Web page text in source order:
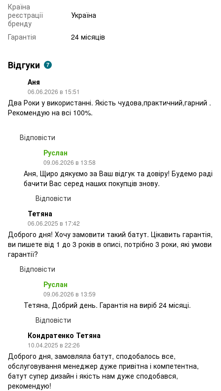
Країна
реєстрації
бренду
Україна
Гарантія 24 місяців
Відгуки 7
Аня
06.06.2026 в 15:51
Два Роки у використанні. Якість чудова,практичний,гарний .
Рекомендую на всі 100%.
Відповісти
Руслан
09.06.2026 в 13:58
Аня, Щиро дякуємо за Ваш відгук та довіру! Будемо раді
бачити Вас серед наших покупців знову.
Відповісти
Тетяна
06.06.2025 в 17:42
Доброго дня! Хочу замовити такий батут. Цікавить гарантія,
ви пишете від 1 до 3 років в описі, потрібно 3 роки, які умови
гарантії?
Відповісти
Руслан
09.06.2026 в 13:59
Тетяна, Добрий день. Гарантія на виріб 24 місяці.
Відповісти
Кондратенко Тетяна
10.04.2025 в 22:26
Доброго дня, замовляла батут, сподобалось все,
обслуговування менеджер дуже привітна і компетентна,
батут супер дизайн і якість нам дуже сподобався,
рекомендую!